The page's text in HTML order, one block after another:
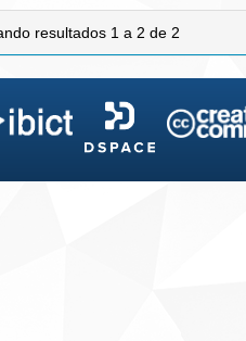
resultados 1 a 2 de 2